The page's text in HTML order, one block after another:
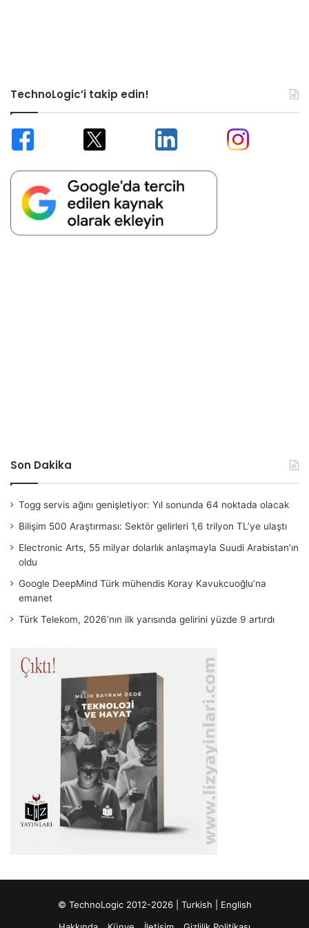
TechnoLogic’i takip edin!
Son Dakika
Togg servis ağını genişletiyor: Yıl sonunda 64 noktada olacak
Bilişim 500 Araştırması: Sektör gelirleri 1,6 trilyon TL’ye ulaştı
Electronic Arts, 55 milyar dolarlık anlaşmayla Suudi Arabistan’ın
oldu
Google DeepMind Türk mühendis Koray Kavukcuoğlu’na
emanet
Türk Telekom, 2026’nın ilk yarısında gelirini yüzde 9 artırdı
© TechnoLogic 2012-2026 | Turkish
English